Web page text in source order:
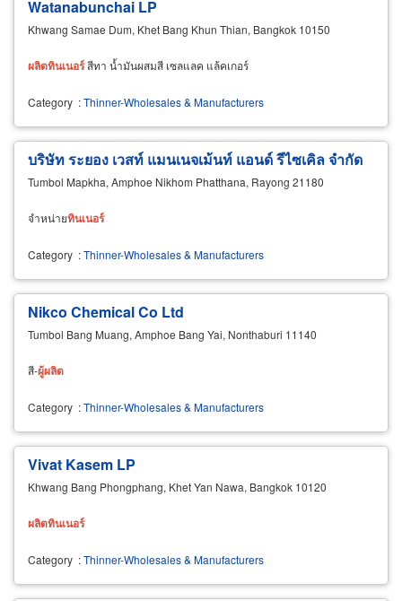
Watanabunchai LP
Khwang Samae Dum, Khet Bang Khun Thian, Bangkok 10150
ผลิตทินเนอร์สีทา น้ำมันผสมสี เซลแลค แล้คเกอร์
Category :Thinner-Wholesales & Manufacturers
บริษัท ระยอง เวสท์ แมนเนจเม้นท์ แอนด์ รีไซเคิล จำกัด
Tumbol Mapkha, Amphoe Nikhom Phatthana, Rayong 21180
จำหน่ายทินเนอร์
Category :Thinner-Wholesales & Manufacturers
Nikco Chemical Co Ltd
Tumbol Bang Muang, Amphoe Bang Yai, Nonthaburi 11140
สี-ผู้ผลิต
Category :Thinner-Wholesales & Manufacturers
Vivat Kasem LP
Khwang Bang Phongphang, Khet Yan Nawa, Bangkok 10120
ผลิตทินเนอร์
Category :Thinner-Wholesales & Manufacturers